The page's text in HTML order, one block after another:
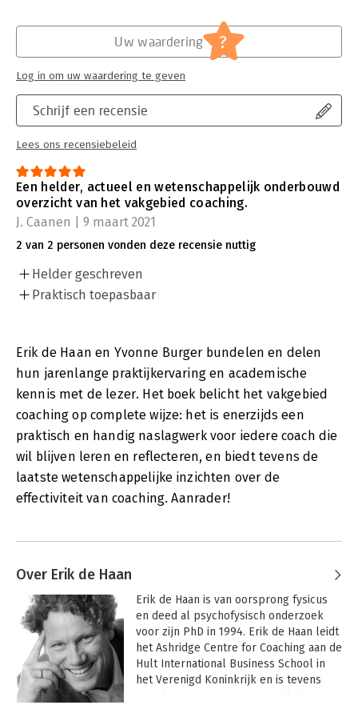
Schrijf een recensie
Lees ons recensiebeleid
Uw waardering ?
Log in om uw waardering te geven
Een helder, actueel en wetenschappelijk onderbouwd
overzicht van het vakgebied coaching.
J. Caanen | 9 maart 2021
2 van 2 personen vonden deze recensie nuttig
Helder geschreven
Praktisch toepasbaar
Erik de Haan en Yvonne Burger bundelen en delen
hun jarenlange praktijkervaring en academische
kennis met de lezer. Het boek belicht het vakgebied
coaching op complete wijze: het is enerzijds een
praktisch en handig naslagwerk voor iedere coach die
wil blijven leren en reflecteren, en biedt tevens de
laatste wetenschappelijke inzichten over de
effectiviteit van coaching. Aanrader!
Over Erik de Haan
Erik de Haan is van oorsprong fysicus
en deed al psychofysisch onderzoek
voor zijn PhD in 1994. Erik de Haan leidt
het Ashridge Centre for Coaching aan de
Hult International Business School in
het Verenigd Koninkrijk en is tevens